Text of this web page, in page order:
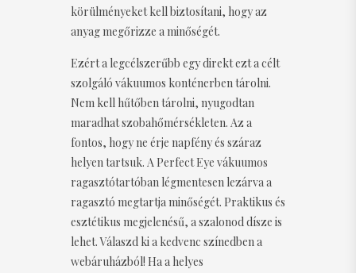
körülményeket kell biztosítani, hogy az
anyag megőrizze a minőségét.
Ezért a legcélszerűbb egy direkt ezt a célt
szolgáló vákuumos konténerben tárolni.
Nem kell hűtőben tárolni, nyugodtan
maradhat szobahőmérsékleten. Az a
fontos, hogy ne érje napfény és száraz
helyen tartsuk. A Perfect Eye vákuumos
ragasztótartóban légmentesen lezárva a
ragasztó megtartja minőségét. Praktikus és
esztétikus megjelenésű, a szalonod dísze is
lehet. Válaszd ki a kedvenc színedben a
webáruházból! Ha a helyes